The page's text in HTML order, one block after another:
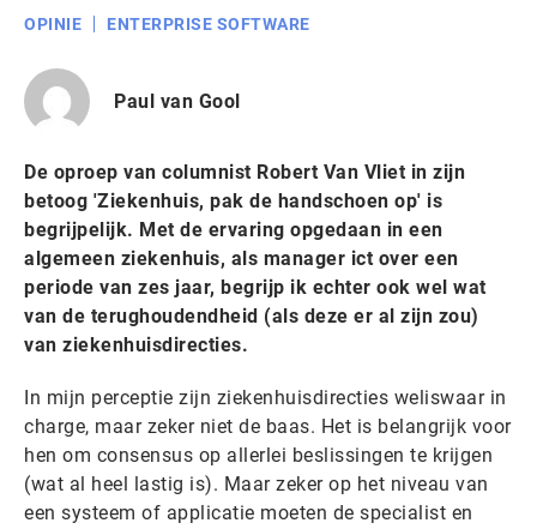
OPINIE
ENTERPRISE SOFTWARE
Paul van Gool
De oproep van columnist Robert Van Vliet in zijn
betoog 'Ziekenhuis, pak de handschoen op' is
begrijpelijk. Met de ervaring opgedaan in een
algemeen ziekenhuis, als manager ict over een
periode van zes jaar, begrijp ik echter ook wel wat
van de terughoudendheid (als deze er al zijn zou)
van ziekenhuisdirecties.
In mijn perceptie zijn ziekenhuisdirecties weliswaar in
charge, maar zeker niet de baas. Het is belangrijk voor
hen om consensus op allerlei beslissingen te krijgen
(wat al heel lastig is). Maar zeker op het niveau van
een systeem of applicatie moeten de specialist en